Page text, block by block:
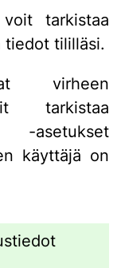
voit tarkistaa
tiedot tililläsi.
virheen
tarkistaa
käyttäjä on